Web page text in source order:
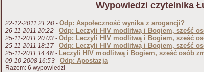
Wypowiedzi czytelnika
22-12-2011 21:20 - Odp: Aspołeczność wynika z arogancji?
26-11-2011 20:22 - Odp: Leczyli HIV modlitwą i Bogiem, sześć
25-11-2011 20:03 - Odp: Leczyli HIV modlitwą i Bogiem, sześć
25-11-2011 18:17 - Odp: Leczyli HIV modlitwą i Bogiem, sześć
25-11-2011 14:48 - Leczyli HIV modlitwą i Bogiem, sześć osób
09-10-2008 16:53 - Odp: Apostazja
Razem: 6 wypowiedzi